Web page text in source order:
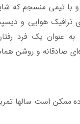
و با تیمی منسجم که
ترافیک هوایی و
عنوان یک فرد
صادقانه و روشن
ممکن است سالها